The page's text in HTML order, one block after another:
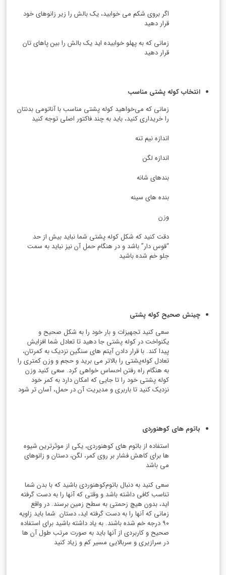
اگر بروی شکم می خوابید، یک بالش را زیر زانوهای خود
قرار دهید
زمانی که به پهلو خوابیده اید یک بالش را بین پاهای تان
قرار دهید
انتخاب کوله پشتی مناسب
زمانی که می‌خواهید کوله پشتی مناسب با آناتومی بدنتان
را خریداری کنید، باید به چند فاکتور اصلی توجه کنید
اندازه نیم تنه
اندازه لگن
بندهای شانه
بنده های سینه
وزن
دقت کنید که شکل کوله پشتی شما نباید بیش از حد
“قوس دار” باشد و در هنگام حمل آن نیز نباید به سمت
جلو خم شده باشید
چینش صحیح کوله پشتی
سعی کنید تجهیزات و بار خود را به شکل صحیح و
یکنواخت در کوله پشتی جا دهید تا تعادل شما افزایش
پیدا کند. با قرار دادن آیتم های سنگین نزدیک به کمرتان،
تعادل کوله‌پشتی را بالاتر می برید و حجم و وزن کمتری را
به هنگام راه رفتن احساس خواهی کرد. سعی کنید وزن
کوله پشتی خود را تا جایی که امکان دارد به کمر خود
نزدیک کنید تا باربری و مدیریت آن در حمل، آسان تر شود
باتوم های کوهنوردی
استفاده از باتوم های کوهنوردی، یکی از موثرترین شیوه
ها برای کاهش فشار بر روی کمر، لگن، دستان و زانوهای
می باشد
سعی کنید به دنبال باتوم‌کوهنوردی باشید که با بدن شما
تناسب کافی داشته باشد و وقتی که آنها را به دست گرفته
اید، بدون هیچ زحمتی به سطح زمین برسند. در واقع
زمانی که آنها را به دست گرفته اید، دستان شما باید زاویه
۹۰ درجه خم شده باشند. به یاد داشته باشید برای استفاده
صحیح و کاربردی از آنها باید به صورت مرتب طول آن ها
در سرازیری و سربالایی مسیر کم و زیاد کنید